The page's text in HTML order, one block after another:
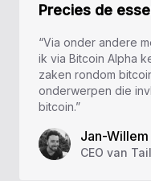
Precies de
“Via onder andere
ik via Bitcoin Alpha
zaken rondom
onderwerpen die
bitcoin.”
Jan-
CEO van